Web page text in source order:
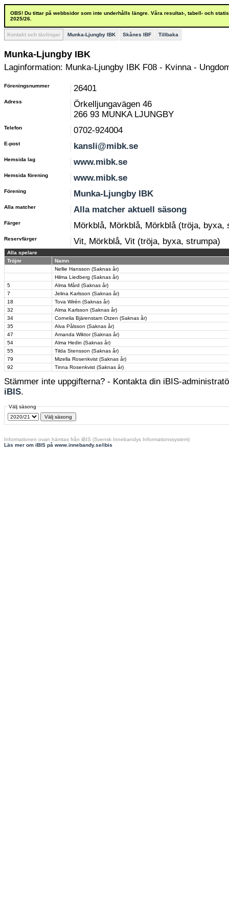
OBS! Du tittar på webbsidor som inte underhålls längre. Våra resultat-, tabell- och
2025/26.
Kontakt och tävlingar Munka-Ljungby IBK Skånes IBF Tillbaka
Munka-Ljungby IBK
Laginformation: Munka-Ljungby IBK F08 - Kvinna -
Föreningsnummer 26401
Adress
Örkelljungavägen 46
266 93 MUNKA LJUNGBY
Telefon 0702-924004
E-post kansli@mibk.se
Hemsida lag www.mibk.se
Hemsida förening www.mibk.se
Förening Munka-Ljungby IBK
Alla matcher Alla matcher aktuell säsong
Färger Mörkblå, Mörkblå, Mörkblå (tröja, byxa,
Reservfärger Vit, Mörkblå, Vit (tröja, byxa, strumpa)
Alla spelare
Tröjnr
Namn
Nellie Hansson (Saknas år)
Hilma Liedberg (Saknas år)
5
Alma Mård (Saknas år)
7
Jelina Karlsson (Saknas år)
18
Tova Wirén (Saknas år)
32
Alma Karlsson (Saknas år)
34
Cornelia Bjärenstam Otzen (Saknas år)
35
Alva Pålsson (Saknas år)
47
Amanda Wiktor (Saknas år)
54
Alma Hedin (Saknas år)
55
Tilda Stensson (Saknas år)
79
Mizella Rosenkvist (Saknas år)
92
Tinna Rosenkvist (Saknas år)
Stämmer inte uppgifterna? - Kontakta din iBIS-
iBIS.
Välj säsong
Informationen ovan hämtas från iBIS (Svensk Innebandys Informationssystem)
Läs mer om iBIS på www.innebandy.se/ibis